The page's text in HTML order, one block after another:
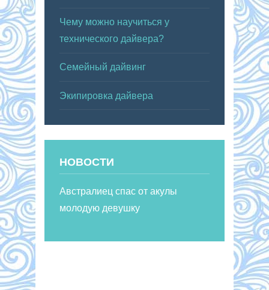
Чему можно научиться у
технического дайвера?
Семейный дайвинг
Экипировка дайвера
НОВОСТИ
Австралиец спас от акулы
молодую девушку